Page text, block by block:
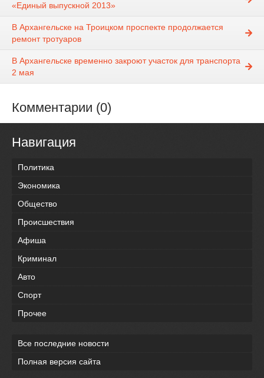
«Единый выпускной 2013»
В Архангельске на Троицком проспекте продолжается
ремонт тротуаров
В Архангельске временно закроют участок для транспорта
2 мая
Комментарии (0)
Навигация
Политика
Экономика
Общество
Происшествия
Афиша
Криминал
Авто
Спорт
Прочее
Все последние новости
Полная версия сайта